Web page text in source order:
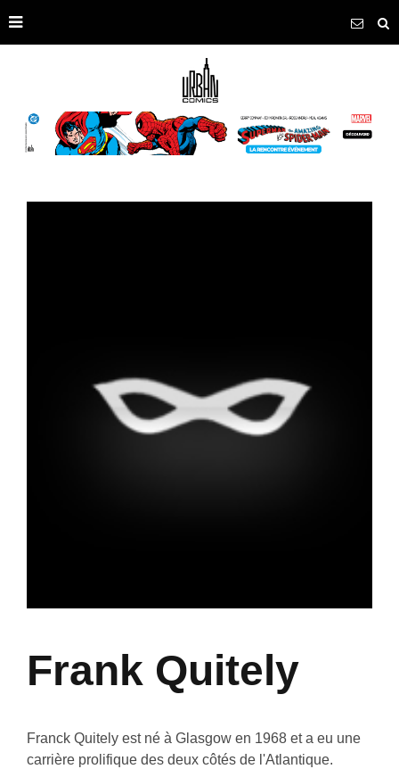
Frank Quitely
Franck Quitely est né à Glasgow en 1968 et a eu une
carrière prolifique des deux côtés de l'Atlantique.